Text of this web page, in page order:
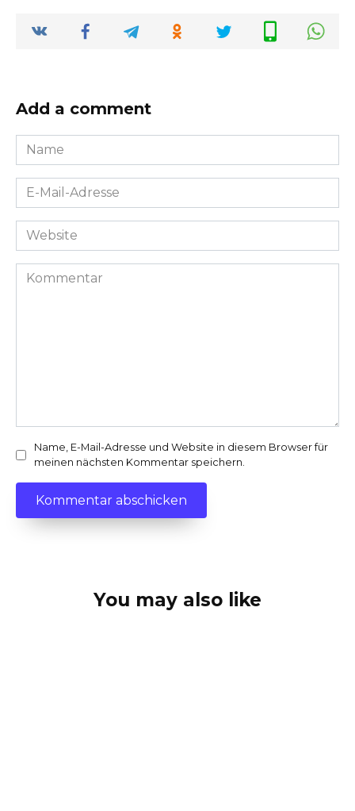
Add a comment
Name
*
E-
Mail-
Adresse
Website
Kommentar
Name, E-Mail-Adresse und Website in diesem Browser für
meinen nächsten Kommentar speichern.
You may also like